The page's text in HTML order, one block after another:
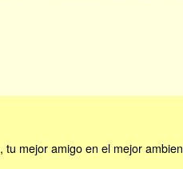
mejor amigo en el mejor